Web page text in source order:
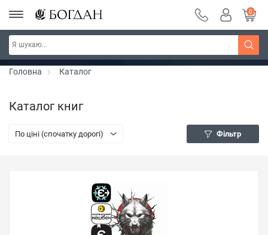
РОЗПРОДАЖ ~ 150 грн ~ 200 грн ~ 250 грн ~
300 грн ~ РОЗПРОДАЖ
Дізнатись більше
0
Головна Каталог
Каталог книг
По ціні (спочатку дорогі) Фільтр